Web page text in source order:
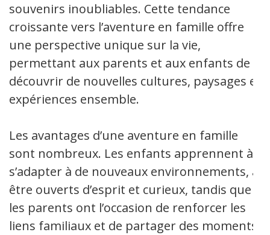
souvenirs inoubliables. Cette tendance
croissante vers l’aventure en famille offre
une perspective unique sur la vie,
permettant aux parents et aux enfants de
découvrir de nouvelles cultures, paysages et
expériences ensemble.
Les avantages d’une aventure en famille
sont nombreux. Les enfants apprennent à
s’adapter à de nouveaux environnements, à
être ouverts d’esprit et curieux, tandis que
les parents ont l’occasion de renforcer les
liens familiaux et de partager des moments